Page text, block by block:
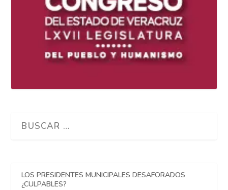
LOS PRESIDENTES MUNICIPALES DESAFORADOS
¿CULPABLES?